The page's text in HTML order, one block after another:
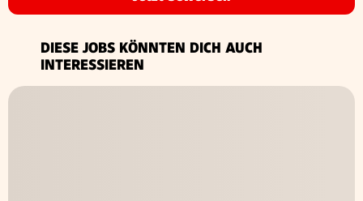
DIESE JOBS KÖNNTEN DICH AUCH
INTERESSIEREN